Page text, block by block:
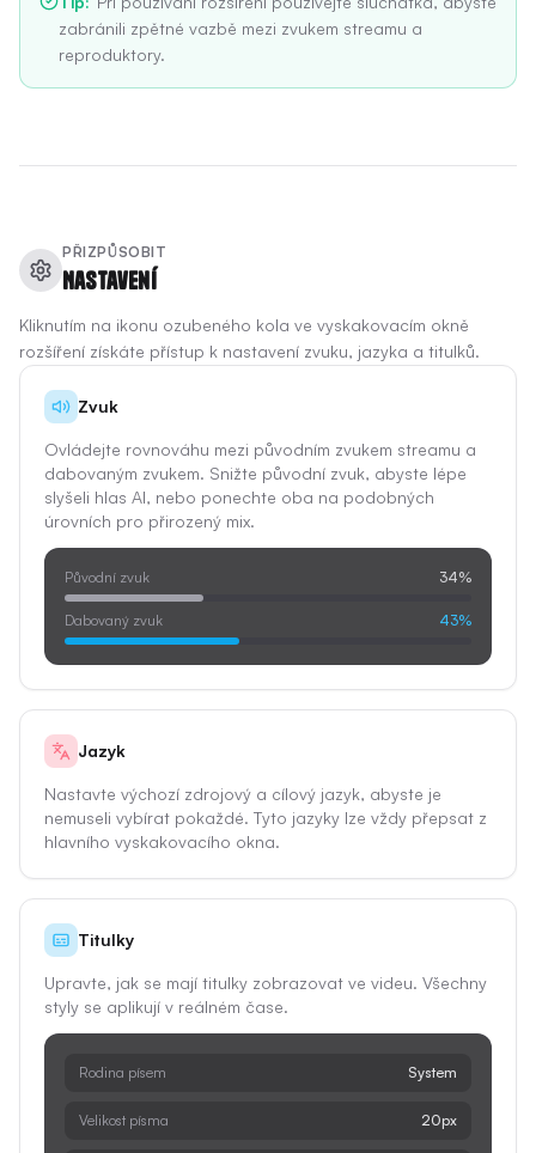
zabránili zpětné vazbě mezi zvukem streamu a
reproduktory.
PŘIZPŮSOBIT
Nastavení
Kliknutím na ikonu ozubeného kola ve vyskakovacím okně
rozšíření získáte přístup k nastavení zvuku, jazyka a titulků.
Zvuk
Ovládejte rovnováhu mezi původním zvukem streamu a
dabovaným zvukem. Snižte původní zvuk, abyste lépe
slyšeli hlas AI, nebo ponechte oba na podobných
úrovních pro přirozený mix.
Původní zvuk 34%
Dabovaný zvuk 43%
Jazyk
Nastavte výchozí zdrojový a cílový jazyk, abyste je
nemuseli vybírat pokaždé. Tyto jazyky lze vždy přepsat z
hlavního vyskakovacího okna.
Titulky
Upravte, jak se mají titulky zobrazovat ve videu. Všechny
styly se aplikují v reálném čase.
Rodina písem System
Velikost písma 20px